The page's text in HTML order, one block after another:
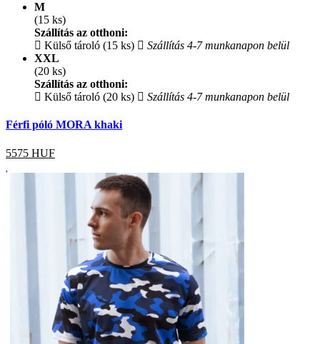
M
(15 ks)
Szállítás az otthoni:
Külső tároló (15 ks)
Szállítás 4-7 munkanapon belül
XXL
(20 ks)
Szállítás az otthoni:
Külső tároló (20 ks)
Szállítás 4-7 munkanapon belül
Férfi póló MORA khaki
5575 HUF